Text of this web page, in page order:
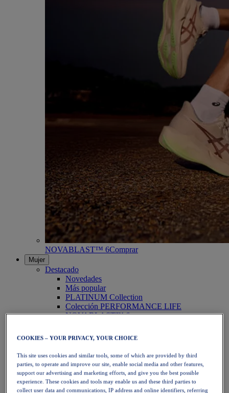
NOVABLAST™ 6Comprar
Mujer
Destacado
Novedades
Más popular
PLATINUM Collection
Colección PERFORMANCE LIFE
NOVABLAST™ 6
Running
Trail Running
Tenis
Voleibol
Balonmano
Pádel
Netball
COOKIES – YOUR PRIVACY, YOUR CHOICE
This site uses cookies and similar tools, some of which are provided by third
parties, to operate and improve our site, enable social media and other features,
support our advertising and marketing efforts, and give you the best possible
experience. These cookies and tools may enable us and these third parties to
collect user data and communications, IP address and online identifiers, referring